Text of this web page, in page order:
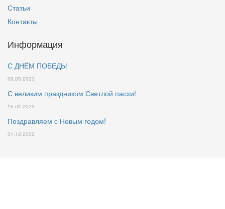
Статьи
Контакты
Информация
С ДНЁМ ПОБЕДЫ
09.05.2023
С великим праздником Светлой пасхи!
16.04.2023
Поздравляем с Новым годом!
31.12.2022